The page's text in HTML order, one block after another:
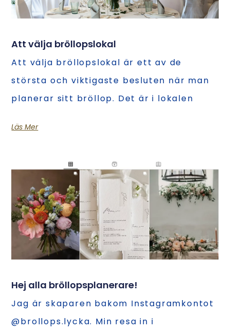
Att välja bröllopslokal
Att välja bröllopslokal är ett av de
största och viktigaste besluten när man
planerar sitt bröllop. Det är i lokalen
Läs Mer
Hej alla bröllopsplanerare!
Jag är skaparen bakom Instagramkontot
@brollops.lycka. Min resa in i